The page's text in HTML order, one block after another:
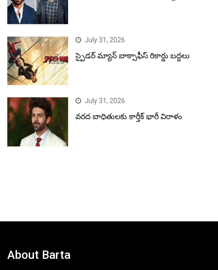
July 31, 2026
స్పైడర్ మ్యాన్ బాక్సాఫీస్ రికార్డు బద్దలు
July 31, 2026
వరద బాధితులకు కార్తీక్ భారీ విరాళం
About Barta